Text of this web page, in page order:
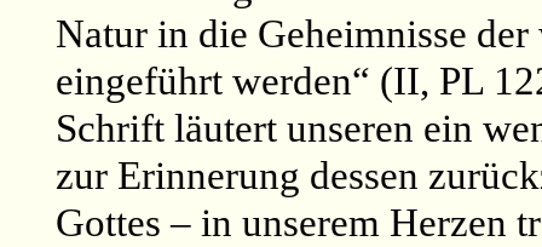
Natur in die Geheimnisse
eingeführt werden“ (II, PL
Schrift läutert unseren ein
zur Erinnerung dessen
Gottes – in unserem Herzen